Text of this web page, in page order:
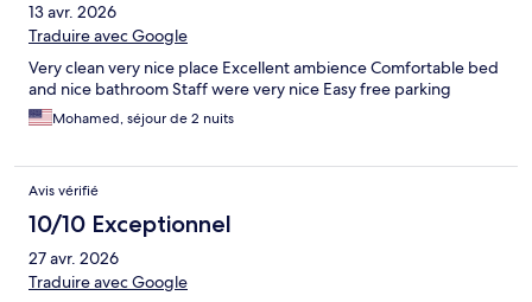
13 avr. 2026
Traduire avec Google
Very clean very nice place Excellent ambience Comfortable bed
and nice bathroom Staff were very nice Easy free parking
Mohamed, séjour de 2 nuits
Avis vérifié
10/10 Exceptionnel
27 avr. 2026
Traduire avec Google